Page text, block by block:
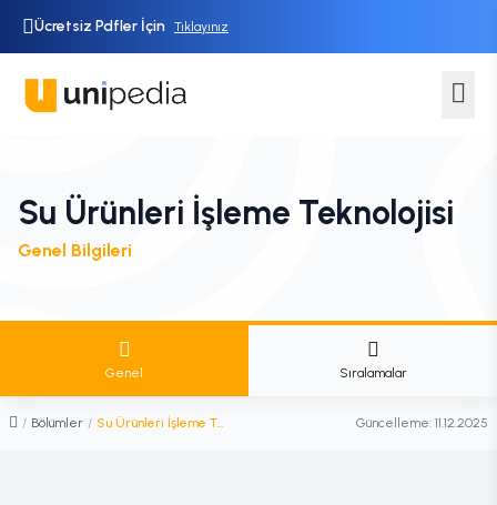
Ücretsiz Pdfler İçin Tıklayınız
Su Ürünleri İşleme Teknolojisi
Genel Bilgileri
Genel Sıralamalar
/ Bölümler / Su Ürünleri İşleme Teknolojisi Güncelleme: 11.12.2025